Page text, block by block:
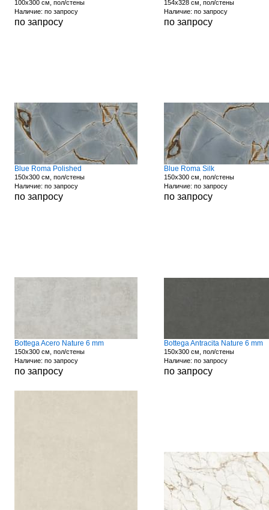
100x300 см, пол/стены
Наличие: по запросу
по запросу
154x328 см, пол/стены
Наличие: по запросу
по запросу
Blue Roma Polished
150x300 см, пол/стены
Наличие: по запросу
по запросу
Blue Roma Silk
150x300 см, пол/стены
Наличие: по запросу
по запросу
Bottega Acero Nature 6 mm
150x300 см, пол/стены
Наличие: по запросу
по запросу
Bottega Antracita Nature 6 mm
150x300 см, пол/стены
Наличие: по запросу
по запросу